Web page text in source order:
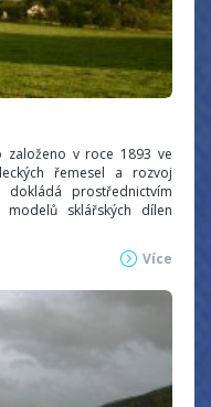
založeno v roce 1893 ve
řemesel a rozvoj
dokládá prostřednictvím
sklářských dílen
Více